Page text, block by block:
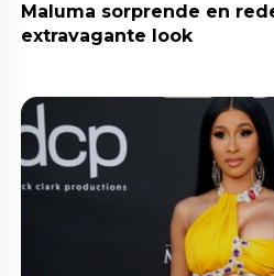
Maluma sorprende en
extravagante look